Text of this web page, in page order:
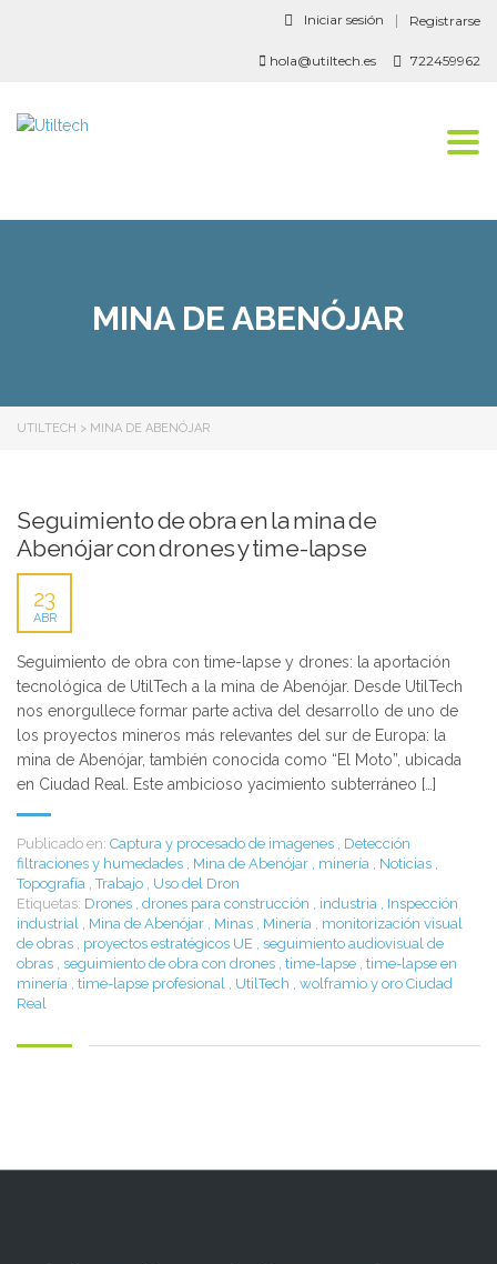
Iniciar sesión Registrarse
722459962
hola@utiltech.es
MINA DE ABENÓJAR
UTILTECH > MINA DE ABENÓJAR
Seguimiento de obra en la mina de
Abenójar con drones y time-lapse
23
ABR
Seguimiento de obra con time-lapse y drones: la aportación
tecnológica de UtilTech a la mina de Abenójar. Desde UtilTech
nos enorgullece formar parte activa del desarrollo de uno de
los proyectos mineros más relevantes del sur de Europa: la
mina de Abenójar, también conocida como “El Moto”, ubicada
en Ciudad Real. Este ambicioso yacimiento subterráneo […]
Publicado en: Captura y procesado de imagenes , Detección
filtraciones y humedades , Mina de Abenójar , minería , Noticias ,
Topografía , Trabajo , Uso del Dron
Etiquetas: Drones , drones para construcción , industria , Inspección
industrial , Mina de Abenójar , Minas , Minería , monitorización visual
de obras , proyectos estratégicos UE , seguimiento audiovisual de
obras , seguimiento de obra con drones , time-lapse , time-lapse en
minería , time-lapse profesional , UtilTech , wolframio y oro Ciudad
Real